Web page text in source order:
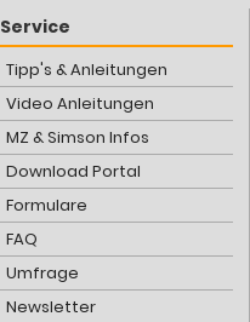
Service
Tipp's & Anleitungen
Video Anleitungen
MZ & Simson Infos
Download Portal
Formulare
FAQ
Umfrage
Newsletter